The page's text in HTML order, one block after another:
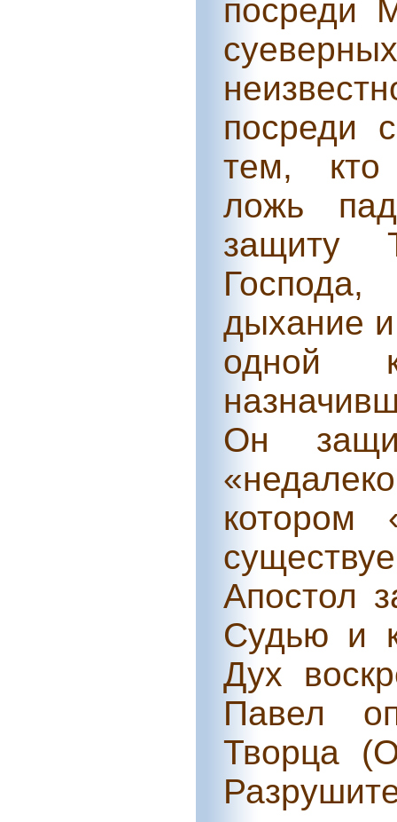
посреди
посреди
тем, кто
ложь
защиту
дыхание
одной
Он
Апостол
Судью и
Дух
Павел
Творца